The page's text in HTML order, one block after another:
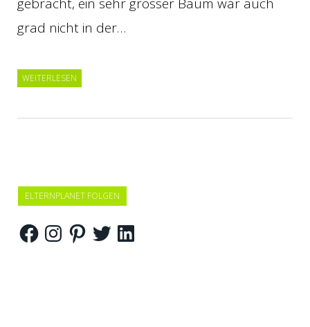
grad nicht in der…
WEITERLESEN
ELTERNPLANET FOLGEN
FacebookInstagramPinterestTwitterLinkedIn